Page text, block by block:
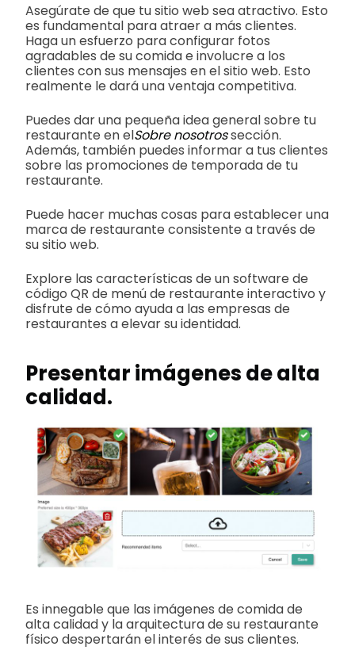
Asegúrate de que tu sitio web sea atractivo. Esto
es fundamental para atraer a más clientes.
Haga un esfuerzo para configurar fotos
agradables de su comida e involucre a los
clientes con sus mensajes en el sitio web. Esto
realmente le dará una ventaja competitiva.
Puedes dar una pequeña idea general sobre tu
restaurante en elSobre nosotrossección.
Además, también puedes informar a tus clientes
sobre las promociones de temporada de tu
restaurante.
Puede hacer muchas cosas para establecer una
marca de restaurante consistente a través de
su sitio web.
Explore las características de un software de
código QR de menú de restaurante interactivo y
disfrute de cómo ayuda a las empresas de
restaurantes a elevar su identidad.
Presentar imágenes de alta
calidad.
Es innegable que las imágenes de comida de
alta calidad y la arquitectura de su restaurante
físico despertarán el interés de sus clientes.